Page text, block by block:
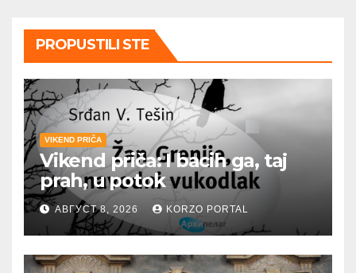
PROPUSTILI STE
VIKEND PRIČA
Vikend priča: I bacih ga, taj
prah, u potok
АВГУСТ 8, 2026 KORZO PORTAL